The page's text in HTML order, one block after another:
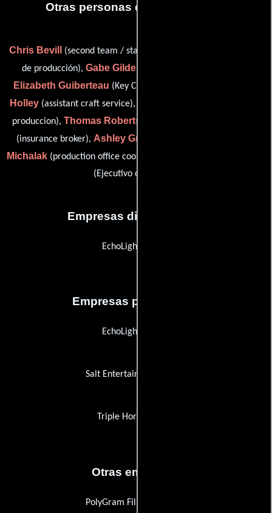
Otras personas que participaron
Chris Bevill (second team / stand-in),
de producción), Gabe Gilden
Elizabeth Guiberteau (Key Craft Services),
Holley(assistant craft service),
produccion), Thomas Roberts
(insurance broker), Ashley Greyson
Michalak (production office coordinator) y
(Ejecutivo de estudio)
Empresas distribuidoras
EchoLight Studios
Empresas productoras
EchoLight Studios
Salt Entertainment Group
Triple Horse Studios
Otras empresas
PolyGram Filmproduktion